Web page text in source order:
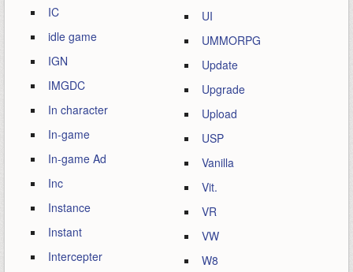
IC
idle game
IGN
IMGDC
In character
In-game
In-game Ad
Inc
Instance
Instant
Intercepter
UI
UMMORPG
Update
Upgrade
Upload
USP
Vanilla
Vit.
VR
VW
W8